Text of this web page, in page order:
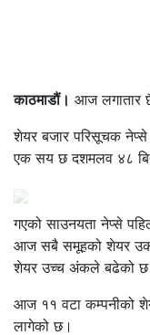
काठमाडौं। आज लगातार
शेयर बजार परिसूचक
एक सय छ दशमलव ४८
गएको साउनयता नेप्से
आज सबै समूहको शेयर
शेयर उच्च अंकले बढेको
आज ११ वटा कम्पनीको
लागेको छ।